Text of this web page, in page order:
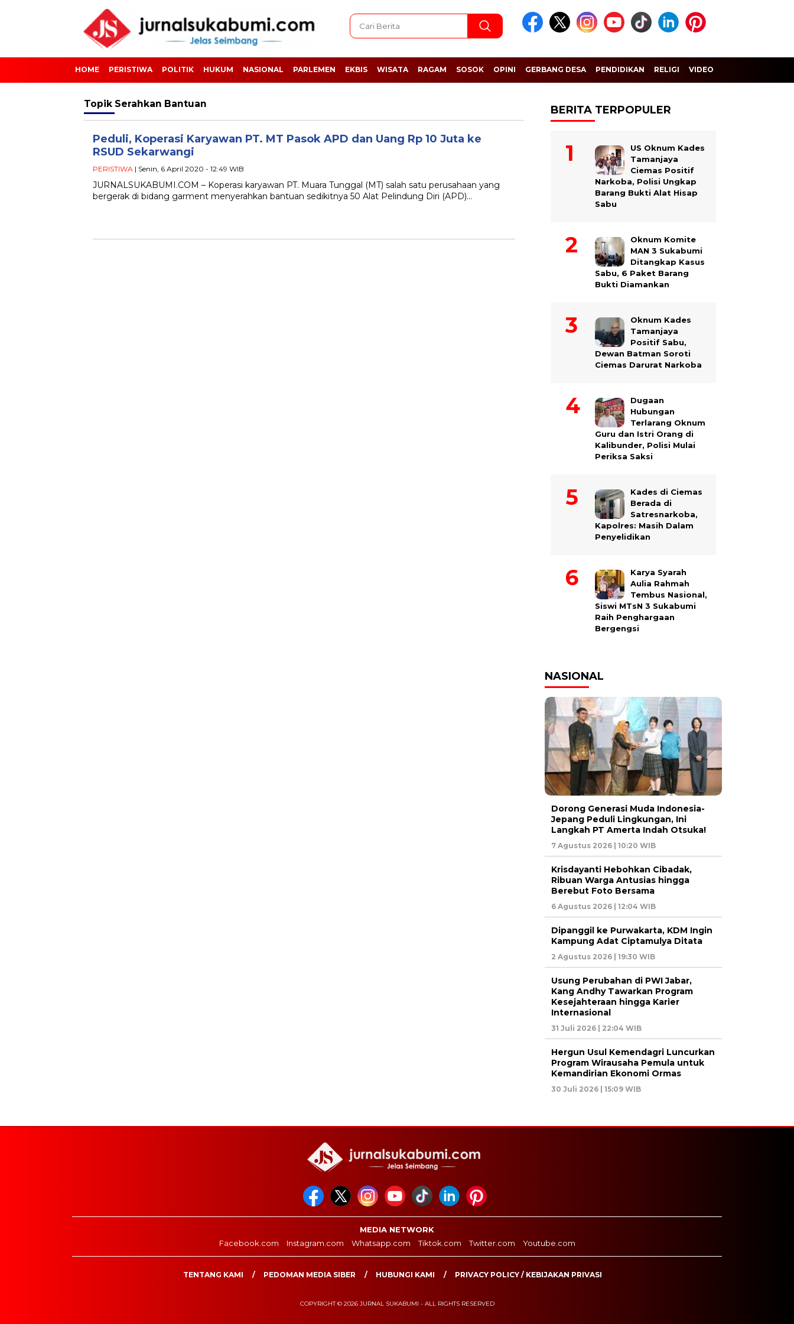
HOME PERISTIWA POLITIK HUKUM NASIONAL PARLEMEN EKBIS WISATA RAGAM SOSOK OPINI GERBANG DESA PENDIDIKAN RELIGI VIDEO
Topik Serahkan Bantuan
Peduli, Koperasi Karyawan PT. MT Pasok APD dan Uang Rp 10 Juta ke
RSUD Sekarwangi
PERISTIWA | Senin, 6 April 2020 - 12:49 WIB
JURNALSUKABUMI.COM – Koperasi karyawan PT. Muara Tunggal (MT) salah satu perusahaan yang
bergerak di bidang garment menyerahkan bantuan sedikitnya 50 Alat Pelindung Diri (APD)…
BERITA TERPOPULER
US Oknum Kades
Tamanjaya
Ciemas Positif
Narkoba, Polisi Ungkap
Barang Bukti Alat Hisap
Sabu
Oknum Komite
MAN 3 Sukabumi
Ditangkap Kasus
Sabu, 6 Paket Barang
Bukti Diamankan
Oknum Kades
Tamanjaya
Positif Sabu,
Dewan Batman Soroti
Ciemas Darurat Narkoba
Dugaan
Hubungan
Terlarang Oknum
Guru dan Istri Orang di
Kalibunder, Polisi Mulai
Periksa Saksi
Kades di Ciemas
Berada di
Satresnarkoba,
Kapolres: Masih Dalam
Penyelidikan
Karya Syarah
Aulia Rahmah
Tembus Nasional,
Siswi MTsN 3 Sukabumi
Raih Penghargaan
Bergengsi
NASIONAL
Dorong Generasi Muda Indonesia-
Jepang Peduli Lingkungan, Ini
Langkah PT Amerta Indah Otsuka!
7 Agustus 2026 | 10:20 WIB
Krisdayanti Hebohkan Cibadak,
Ribuan Warga Antusias hingga
Berebut Foto Bersama
6 Agustus 2026 | 12:04 WIB
Dipanggil ke Purwakarta, KDM Ingin
Kampung Adat Ciptamulya Ditata
2 Agustus 2026 | 19:30 WIB
Usung Perubahan di PWI Jabar,
Kang Andhy Tawarkan Program
Kesejahteraan hingga Karier
Internasional
31 Juli 2026 | 22:04 WIB
Hergun Usul Kemendagri Luncurkan
Program Wirausaha Pemula untuk
Kemandirian Ekonomi Ormas
30 Juli 2026 | 15:09 WIB
MEDIA NETWORK
Facebook.com
Instagram.com Whatsapp.com Tiktok.com Twitter.com Youtube.com
TENTANG KAMI PEDOMAN MEDIA SIBER HUBUNGI KAMI PRIVACY POLICY / KEBIJAKAN PRIVASI
COPYRIGHT © 2026 JURNAL SUKABUMI - ALL RIGHTS RESERVED